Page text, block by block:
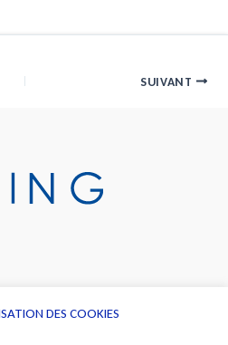
SUIVANT
DES COOKIES